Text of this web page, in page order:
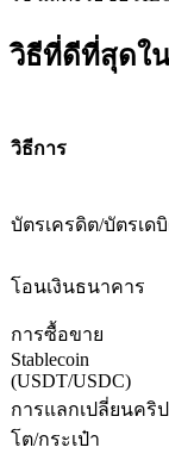
คัดลอกการซื้
เป็นเทรดเดอ
เพลิดเพลินกั
ลอกการซื้อขา
วิธีที่ดีที่สุดใ
วิธีการ
บัตรเครดิต/บัตรเด
โอนเงินธนาคาร
การซื้อขาย
Stablecoin
(USDT/USDC)
การแลกเปลี่ยนคริป
โต/กระเป๋า